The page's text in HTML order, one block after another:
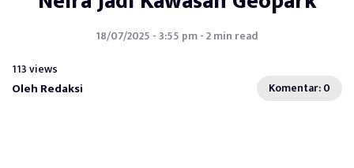
18/07/2025 - 3:55 pm - 2 min read
113 views
Oleh Redaksi Komentar: 0